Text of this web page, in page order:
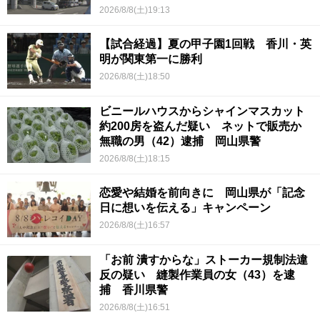
2026/8/8(土)19:13
【試合経過】夏の甲子園1回戦 香川・英
明が関東第一に勝利
2026/8/8(土)18:50
ビニールハウスからシャインマスカット
約200房を盗んだ疑い ネットで販売か
無職の男（42）逮捕 岡山県警
2026/8/8(土)18:15
恋愛や結婚を前向きに 岡山県が「記念
日に想いを伝える」キャンペーン
2026/8/8(土)16:57
「お前 潰すからな」ストーカー規制法違
反の疑い 縫製作業員の女（43）を逮
捕 香川県警
2026/8/8(土)16:51